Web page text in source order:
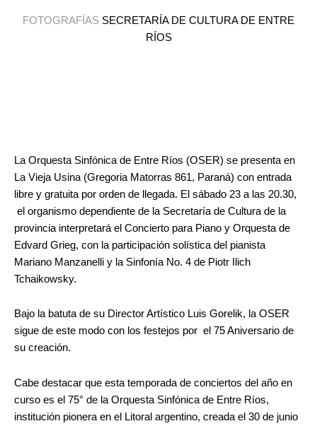
FOTOGRAFÍAS SECRETARÍA DE CULTURA DE ENTRE
RÍOS
La Orquesta Sinfónica de Entre Ríos (OSER) se presenta en
La Vieja Usina (Gregoria Matorras 861, Paraná) con entrada
libre y gratuita por orden de llegada. El sábado 23 a las 20.30,
el organismo dependiente de la Secretaría de Cultura de la
provincia interpretará el Concierto para Piano y Orquesta de
Edvard Grieg, con la participación solística del pianista
Mariano Manzanelli y la Sinfonía No. 4 de Piotr Ilich
Tchaikowsky.
Bajo la batuta de su Director Artístico Luis Gorelik, la OSER
sigue de este modo con los festejos por el 75 Aniversario de
su creación.
Cabe destacar que esta temporada de conciertos del año en
curso es el 75° de la Orquesta Sinfónica de Entre Ríos,
institución pionera en el Litoral argentino, creada el 30 de junio